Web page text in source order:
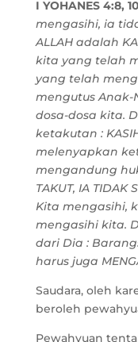
I YOHANES 4:8,
mengasihi, ia
ALLAH adalah
kita yang telah
yang telah
mengutus
dosa-dosa kita.
ketakutan :
melenyapkan
mengandung
TAKUT, IA TIDAK
Kita mengasihi,
mengasihi kita.
dari Dia :
harus juga
Saudara, oleh
beroleh
Pewahyuan